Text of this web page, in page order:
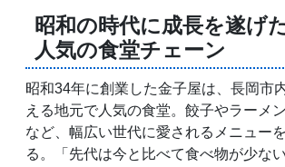
昭和の時代に成長を遂げ
人気の食堂チェーン
昭和34年に創業した金子屋は、長岡市
える地元で人気の食堂。餃子やラーメ
など、幅広い世代に愛されるメニュー
る。「先代は今と比べて食べ物が少な